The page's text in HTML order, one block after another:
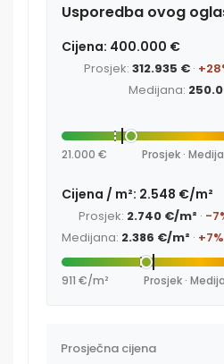
Usporedba ovog
Cijena: 400.000 €
Prosjek: 312.935 € ·
Medijana:
21.000 € Prosjek ·
Cijena / m²: 2.548 €/m²
Prosjek: 2.740 €/m² · -
Medijana: 2.386 €/m² ·
911 €/m² Prosjek ·
Prosječna cijena